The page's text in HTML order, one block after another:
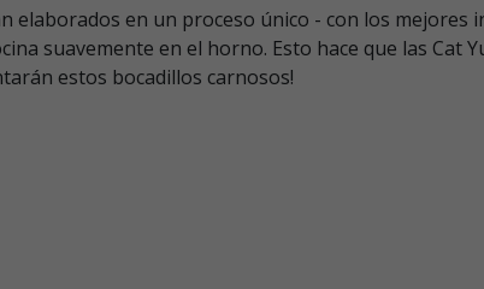
en un proceso único - con los mejores
suavemente en el horno. Esto hace que las
estos bocadillos carnosos!